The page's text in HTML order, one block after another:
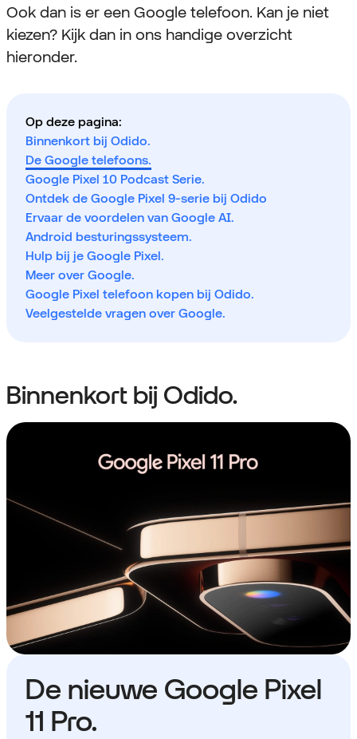
Ook dan is er een Google telefoon. Kan je niet
kiezen? Kijk dan in ons handige overzicht
hieronder.
Op deze pagina:
Binnenkort bij Odido.
De Google telefoons.
Google Pixel 10 Podcast Serie.
Ontdek de Google Pixel 9-serie bij Odido
Ervaar de voordelen van Google AI.
Android besturingssysteem.
Hulp bij je Google Pixel.
Meer over Google.
Google Pixel telefoon kopen bij Odido.
Veelgestelde vragen over Google.
Binnenkort bij Odido.
De nieuwe Google Pixel
11 Pro.